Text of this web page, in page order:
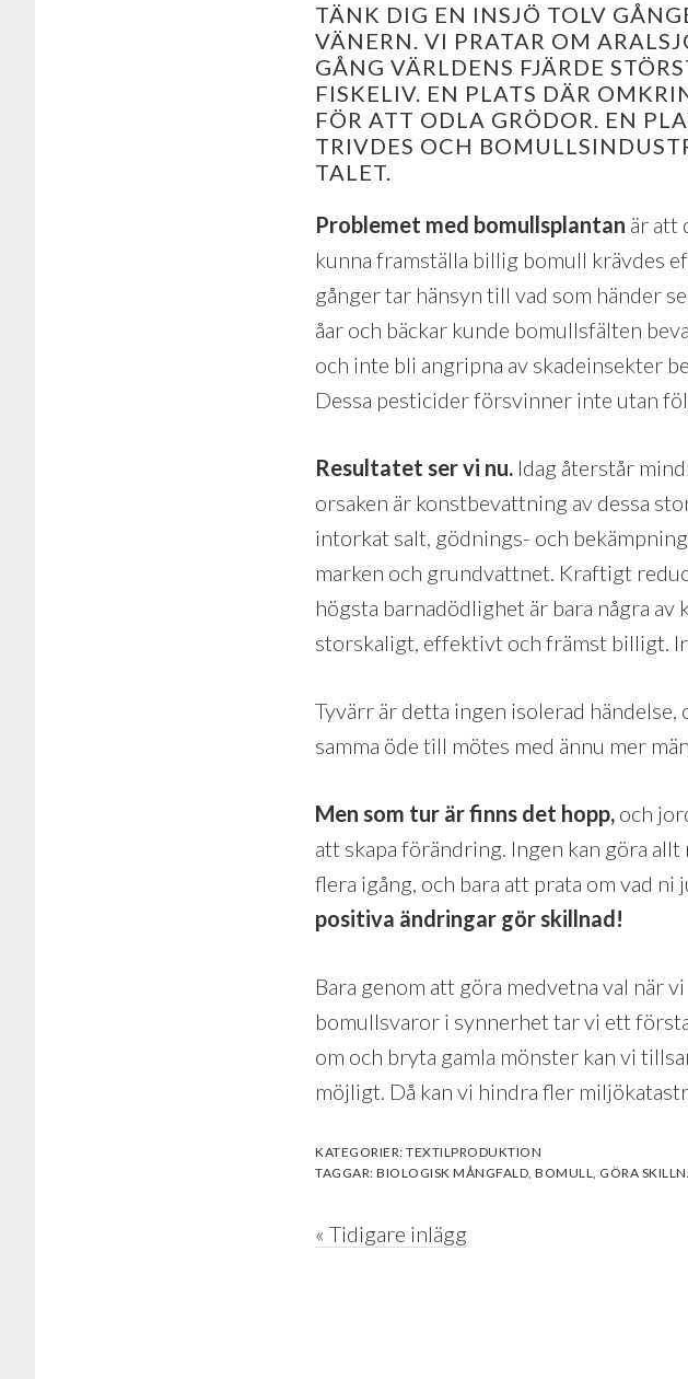
TÄNK DIG EN INSJÖ TOLV
VÄNERN. VI PRATAR OM
GÅNG VÄRLDENS FJÄRDE
FISKELIV. EN PLATS DÄR
FÖR ATT ODLA GRÖDOR. EN
TRIVDES OCH
TALET.
Problemet med bomullsplantan är att
kunna framställa billig bomull krävdes
gånger tar hänsyn till vad som händer
åar och bäckar kunde bomullsfälten
och inte bli angripna av skadeinsekter
Dessa pesticider försvinner inte utan
Resultatet ser vi nu. Idag återstår
orsaken är konstbevattning av dessa
intorkat salt, gödnings- och
marken och grundvattnet. Kraftigt
högsta barnadödlighet är bara några
storskaligt, effektivt och främst billigt.
Tyvärr är detta ingen isolerad
samma öde till mötes med ännu mer
Men som tur är finns det hopp, och
att skapa förändring. Ingen kan göra
flera igång, och bara att prata om vad
positiva ändringar gör skillnad!
Bara genom att göra medvetna val när
bomullsvaror i synnerhet tar vi ett
om och bryta gamla mönster kan vi
möjligt. Då kan vi hindra fler
KATEGORIER: TEXTILPRODUKTION
TAGGAR: BIOLOGISK MÅNGFALD, BOMULL, GÖRA
« Tidigare inlägg